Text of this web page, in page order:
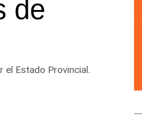
de
el Estado Provincial.